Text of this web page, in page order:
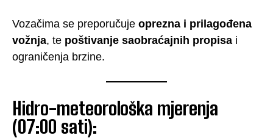
Vozačima se preporučuje oprezna i prilagođena
vožnja, te poštivanje saobraćajnih propisa i
ograničenja brzine.
Hidro-meteorološka mjerenja
(07:00 sati):